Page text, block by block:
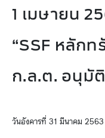
1 เมษายน
“SSF หลัก
ก.ล.ต. อนุมั
วันอังคารที่ 31 มีนาคม